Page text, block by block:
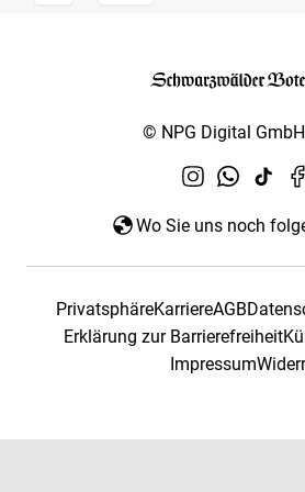
© NPG Digital
Wo Sie uns noch
PrivatsphäreKarriereAGB
Erklärung zur Barrierefreiheit
Impressum